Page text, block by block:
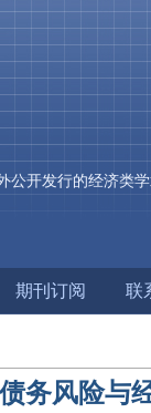
公开发行的经济类
期刊订阅 联
务风险与